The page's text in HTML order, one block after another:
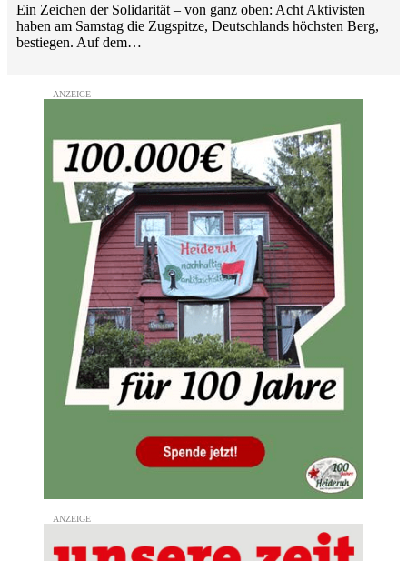
Ein Zeichen der Solidarität – von ganz oben: Acht Aktivisten
haben am Samstag die Zugspitze, Deutschlands höchsten Berg,
bestiegen. Auf dem…